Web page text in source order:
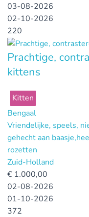
03-08-2026
02-10-2026
220
Prachtige,
kittens
Kitten
Bengaal
Vriendelijke, speels,
gehecht aan
rozetten
Zuid-Holland
€ 1.000,00
02-08-2026
01-10-2026
372